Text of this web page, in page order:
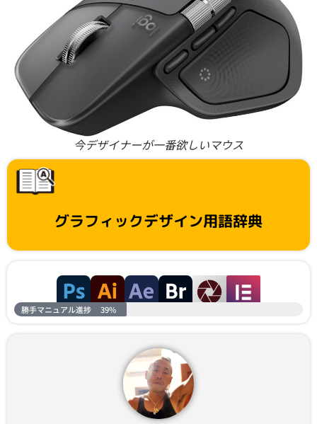
今デザイナーが一番欲しいマウス
グラフィックデザイン用語辞典
勝手マニュアル進捗 39%